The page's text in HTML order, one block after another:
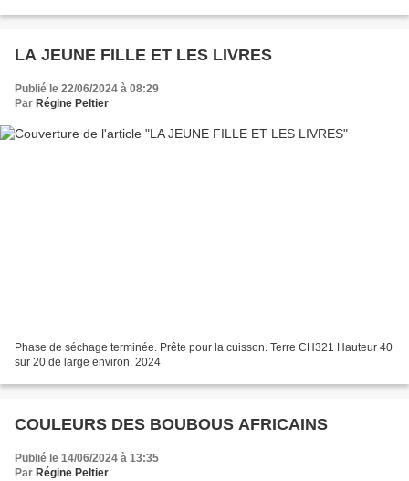
LA JEUNE FILLE ET LES LIVRES
Publié le 22/06/2024 à 08:29
Par Régine Peltier
Phase de séchage terminée. Prête pour la cuisson. Terre CH321 Hauteur 40
sur 20 de large environ. 2024
COULEURS DES BOUBOUS AFRICAINS
Publié le 14/06/2024 à 13:35
Par Régine Peltier